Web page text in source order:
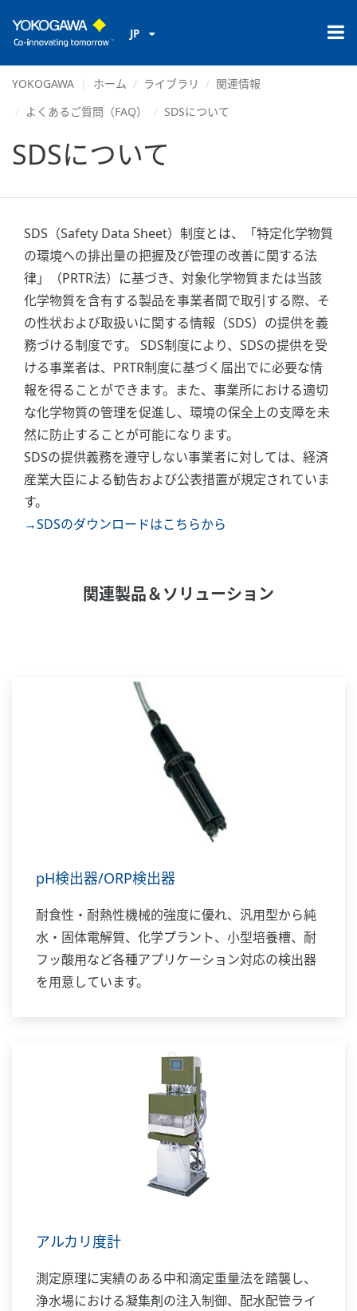
JP
YOKOGAWA ホーム ライブラリ
関連情報
よくあるご質問（FAQ）
SDSについて
SDSについて
SDS（Safety Data Sheet）制度とは、「特定化学物質
の環境への排出量の把握及び管理の改善に関する法
律」（PRTR法）に基づき、対象化学物質または当該
化学物質を含有する製品を事業者間で取引する際、そ
の性状および取扱いに関する情報（SDS）の提供を義
務づける制度です。 SDS制度により、SDSの提供を受
ける事業者は、PRTR制度に基づく届出でに必要な情
報を得ることができます。また、事業所における適切
な化学物質の管理を促進し、環境の保全上の支障を未
然に防止することが可能になります。
SDSの提供義務を遵守しない事業者に対しては、経済
産業大臣による勧告および公表措置が規定されていま
す。
→SDSのダウンロードはこちらから
関連製品＆ソリューション
pH検出器/ORP検出器
耐食性・耐熱性機械的強度に優れ、汎用型から純
水・固体電解質、化学プラント、小型培養槽、耐
フッ酸用など各種アプリケーション対応の検出器
を用意しています。
アルカリ度計
測定原理に実績のある中和滴定重量法を踏襲し、
浄水場における凝集剤の注入制御、配水配管ライ